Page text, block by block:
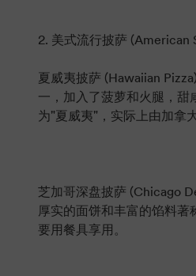
2. 美式流行披萨 (American
夏威夷披萨 (Hawaiian
一，加入了菠萝和火腿，甜
为"夏威夷"，实际上由加拿
芝加哥深盘披萨 (Chicago
厚实的面饼和丰富的馅料著
要用餐具享用。